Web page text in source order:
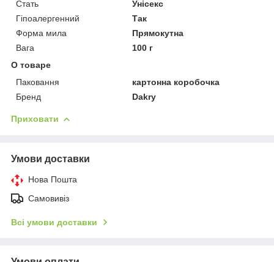
Стать
Унісекс
Гіпоалергенний
Так
Форма мила
Прямокутна
Вага
100 г
О товаре
Паковання
картонна коробочка
Бренд
Dakry
Приховати
Умови доставки
Нова Пошта
Самовивіз
Всі умови доставки